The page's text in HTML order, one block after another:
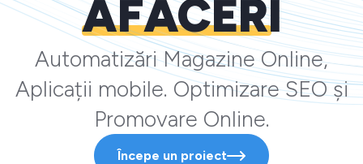
AFACERI
Automatizări Magazine Online,
Aplicații mobile. Optimizare SEO și
Promovare Online.
Începe un proiect